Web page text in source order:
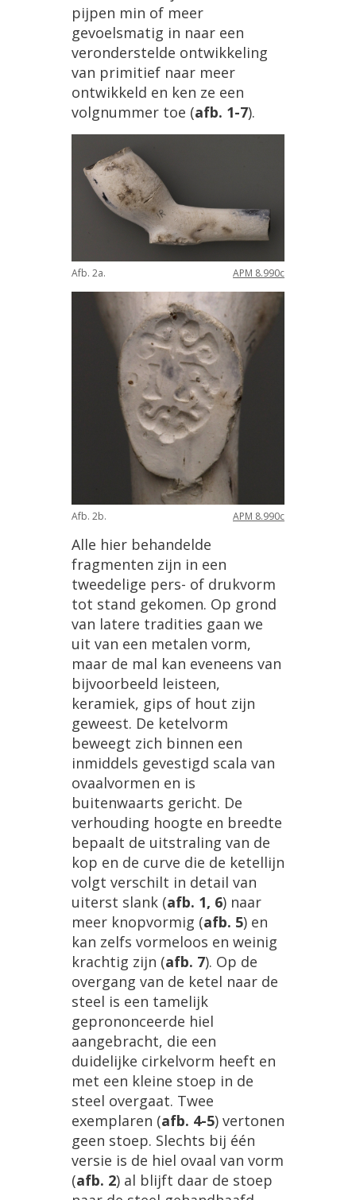
pijpen min of meer
gevoelsmatig in naar een
veronderstelde ontwikkeling
van primitief naar meer
ontwikkeld en ken ze een
volgnummer toe (afb. 1-7).
Afb. 2a. APM 8.990c
Afb. 2b. APM 8.990c
Alle hier behandelde
fragmenten zijn in een
tweedelige pers- of drukvorm
tot stand gekomen. Op grond
van latere tradities gaan we
uit van een metalen vorm,
maar de mal kan eveneens van
bijvoorbeeld leisteen,
keramiek, gips of hout zijn
geweest. De ketelvorm
beweegt zich binnen een
inmiddels gevestigd scala van
ovaalvormen en is
buitenwaarts gericht. De
verhouding hoogte en breedte
bepaalt de uitstraling van de
kop en de curve die de ketellijn
volgt verschilt in detail van
uiterst slank (afb. 1, 6) naar
meer knopvormig (afb. 5) en
kan zelfs vormeloos en weinig
krachtig zijn (afb. 7). Op de
overgang van de ketel naar de
steel is een tamelijk
geprononceerde hiel
aangebracht, die een
duidelijke cirkelvorm heeft en
met een kleine stoep in de
steel overgaat. Twee
exemplaren (afb. 4-5) vertonen
geen stoep. Slechts bij één
versie is de hiel ovaal van vorm
(afb. 2) al blijft daar de stoep